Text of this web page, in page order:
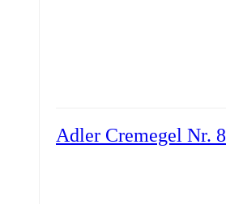
Adler Cremegel Nr. 8